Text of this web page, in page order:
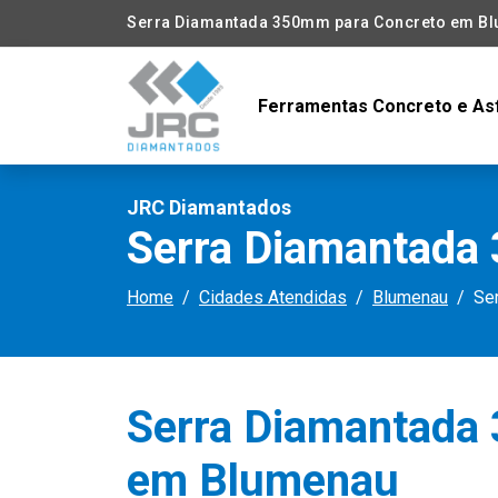
Serra Diamantada 350mm para Concreto em
Ferramentas Concreto e
JRC Diamantados
Serra
Home Cidades Atendidas Blumenau
Serra
em Blumenau